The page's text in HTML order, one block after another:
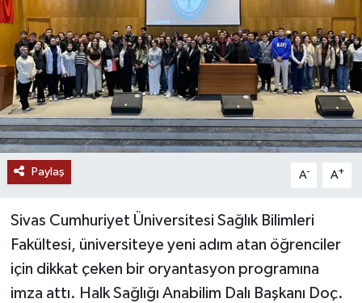
Paylaş A- A+
Sivas Cumhuriyet Üniversitesi Sağlık Bilimleri
Fakültesi, üniversiteye yeni adım atan öğrenciler
için dikkat çeken bir oryantasyon programına
imza attı. Halk Sağlığı Anabilim Dalı Başkanı Doç.
SİYASET
SOSYAL YARDIMLAR
SPONSORLU YAZI
SPOR
TEKNOLOJİ
YAŞAM